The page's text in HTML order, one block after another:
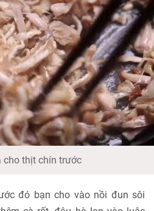
cho thịt chín trước
đó bạn cho vào nồi đun sôi